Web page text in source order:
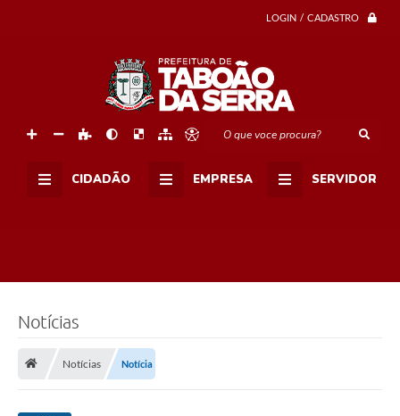
LOGIN / CADASTRO
O que voce procura?
CIDADÃO EMPRESA SERVIDOR
Notícias
Notícias Notícia
a
n
t
i
i
a